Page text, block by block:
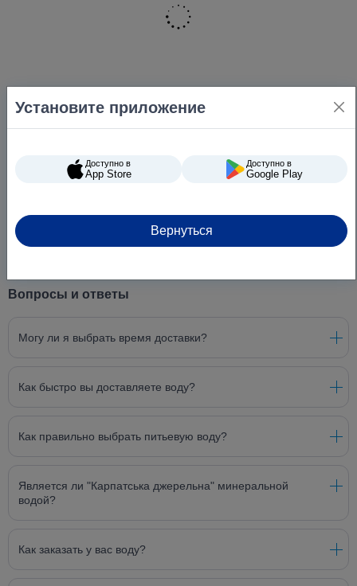
Вопросы и ответы
Могу ли я выбрать время доставки?
Как быстро вы доставляете воду?
Как правильно выбрать питьевую воду?
Является ли "Карпатська джерельна" минеральной
водой?
Как заказать у вас воду?
Установите приложение
Доступно в
App Store
Доступно в
Google Play
Вернуться